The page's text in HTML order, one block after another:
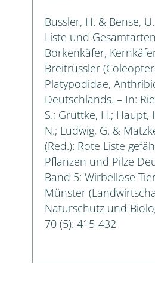
Bussler, H. & Bense,
Liste und
Borkenkäfer,
Breitrüssler
Platypodidae,
Deutschlands. – In:
S.; Gruttke, H.; Haupt,
N.; Ludwig, G. &
(Red.): Rote Liste
Pflanzen und Pilze
Band 5: Wirbellose
Münster
Naturschutz und
70 (5): 415-432